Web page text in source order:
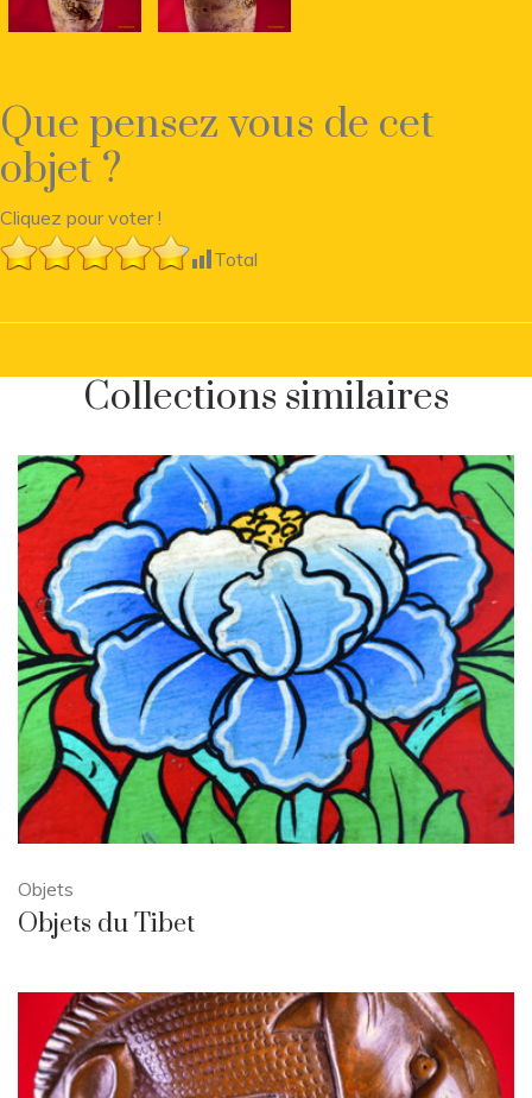
Que pensez vous de cet
objet ?
Cliquez pour voter !
Total
Collections similaires
Objets
Objets du Tibet